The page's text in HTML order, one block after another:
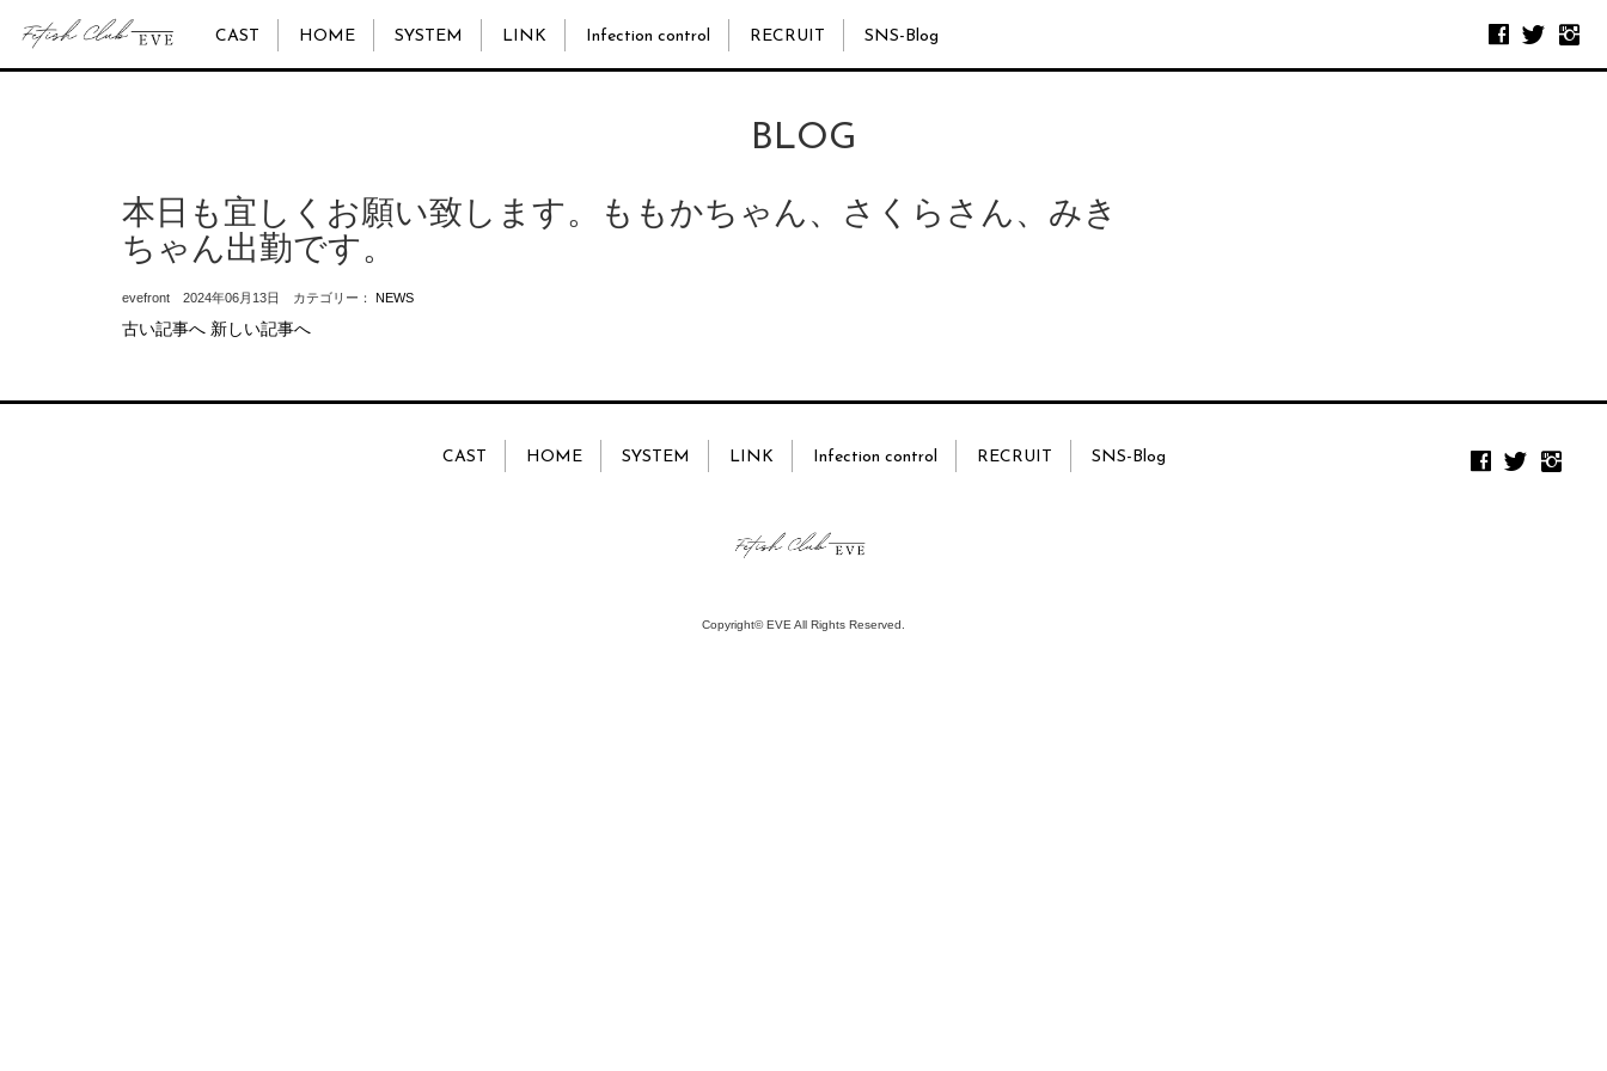
CAST HOME SYSTEM LINK Infection control RECRUIT SNS-Blog
BLOG
本日も宜しくお願い致します。ももかちゃん、さくらさん、みき
ちゃん出勤です。
evefront 2024年06月13日 カテゴリー： NEWS
古い記事へ 新しい記事へ
CAST HOME SYSTEM LINK Infection control RECRUIT SNS-Blog
Copyright© EVE All Rights Reserved.